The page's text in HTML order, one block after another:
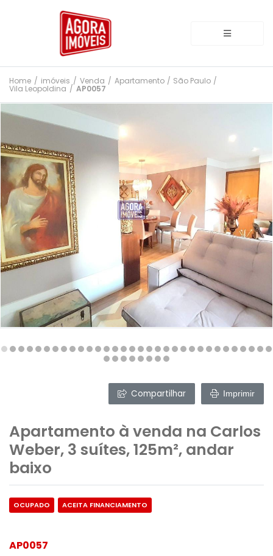
Home / imóveis / Venda / Apartamento / São Paulo /
Vila Leopoldina / AP0057
Compartilhar Imprimir
Apartamento à venda na Carlos
Weber, 3 suítes, 125m², andar
baixo
OCUPADO ACEITA FINANCIAMENTO
AP0057